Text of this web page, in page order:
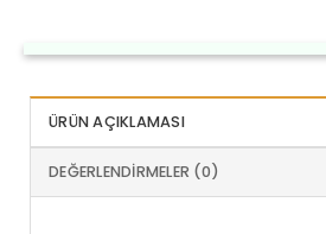
ÜRÜN AÇIKLAMASI
DEĞERLENDIRMELER (0)